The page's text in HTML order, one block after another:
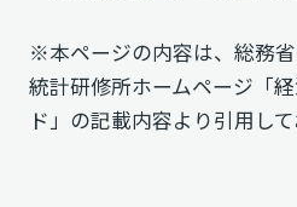
※本ページの内容は、総務
統計研修所ホームページ「
ド」の記載内容より引用して